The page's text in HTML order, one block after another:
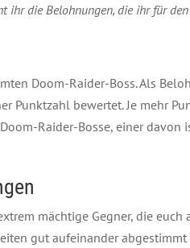
ihr die Belohnungen, die ihr für
Doom-Raider-Boss. Als
Punktzahl bewertet. Je mehr
Raider-Bosse, einer davon
mächtige Gegner, die
gut aufeinander